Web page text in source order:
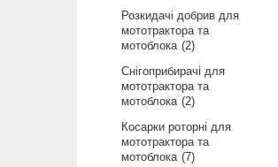
Розкидачі добрив для
мототрактора та
мотоблока 2
Снігоприбирачі для
мототрактора та
мотоблока 2
Косарки роторні для
мототрактора та
мотоблока 7